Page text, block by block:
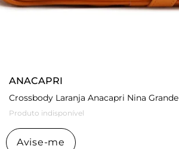
ANACAPRI
Crossbody Laranja Anacapri Nina Grande
Produto indisponível
Avise-me